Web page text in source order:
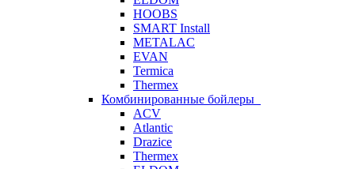
HOOBS
SMART Install
METALAC
EVAN
Termica
Thermex
Комбинированные бойлеры
ACV
Atlantic
Drazice
Thermex